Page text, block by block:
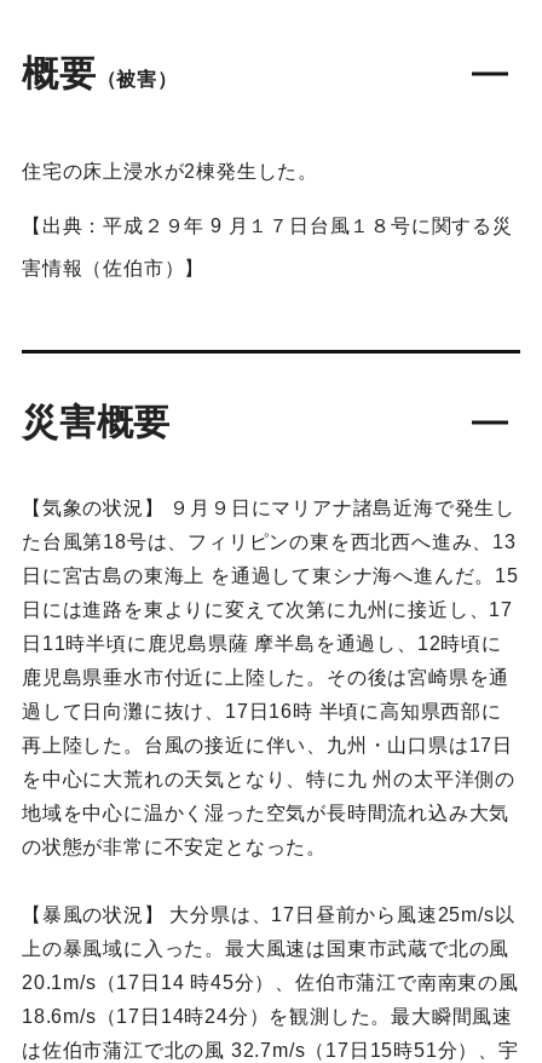
概要 （被害）
住宅の床上浸水が2棟発生した。
【出典：平成２９年 9 月１７日台風１８号に関する災
害情報（佐伯市）】
災害概要
【気象の状況】 ９月９日にマリアナ諸島近海で発生し
た台風第18号は、フィリピンの東を西北西へ進み、13
日に宮古島の東海上 を通過して東シナ海へ進んだ。15
日には進路を東よりに変えて次第に九州に接近し、17
日11時半頃に鹿児島県薩 摩半島を通過し、12時頃に
鹿児島県垂水市付近に上陸した。その後は宮崎県を通
過して日向灘に抜け、17日16時 半頃に高知県西部に
再上陸した。台風の接近に伴い、九州・山口県は17日
を中心に大荒れの天気となり、特に九 州の太平洋側の
地域を中心に温かく湿った空気が長時間流れ込み大気
の状態が非常に不安定となった。
【暴風の状況】 大分県は、17日昼前から風速25m/s以
上の暴風域に入った。最大風速は国東市武蔵で北の風
20.1m/s（17日14 時45分）、佐伯市蒲江で南南東の風
18.6m/s（17日14時24分）を観測した。最大瞬間風速
は佐伯市蒲江で北の風 32.7m/s（17日15時51分）、宇